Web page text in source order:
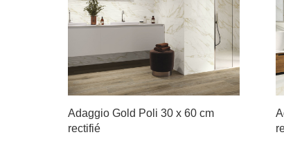
Adaggio Gold Poli 30 x 60 cm
rectifié